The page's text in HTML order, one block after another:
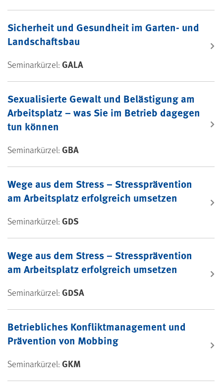
Sicherheit und Gesundheit im Garten- und
Landschaftsbau
Seminarkürzel: GALA
Sexualisierte Gewalt und Belästigung am
Arbeitsplatz – was Sie im Betrieb dagegen
tun können
Seminarkürzel: GBA
Wege aus dem Stress – Stressprävention
am Arbeitsplatz erfolgreich umsetzen
Seminarkürzel: GDS
Wege aus dem Stress – Stressprävention
am Arbeitsplatz erfolgreich umsetzen
Seminarkürzel: GDSA
Betriebliches Konfliktmanagement und
Prävention von Mobbing
Seminarkürzel: GKM